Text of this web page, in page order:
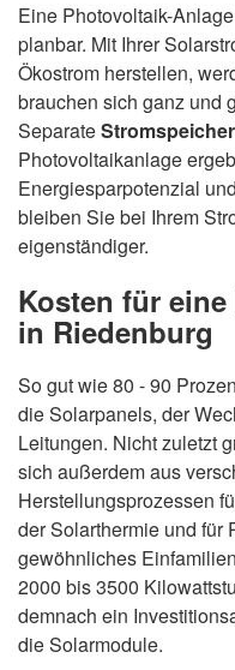
Eine Photovoltaik-
planbar. Mit Ihrer
Ökostrom herstellen,
brauchen sich ganz und
SeparateStromspeicher
Photovoltaikanlage
Energiesparpotenzial
bleiben Sie bei Ihrem
eigenständiger.
Kosten für
in Riedenburg
So gut wie 80 - 90
die Solarpanels, der
Leitungen. Nicht zuletzt
sich außerdem aus
Herstellungsprozessen
der Solarthermie und für
gewöhnliches
2000 bis 3500
demnach ein
die Solarmodule.